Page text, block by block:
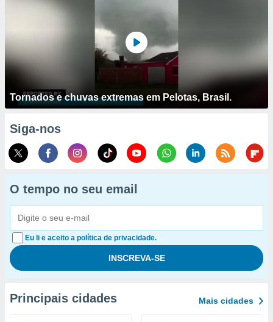
Tornados e chuvas extremas em Pelotas, Brasil.
Siga-nos
O tempo no seu email
Eu li e aceito a política de privacidade.
Principais cidades Mais cidades